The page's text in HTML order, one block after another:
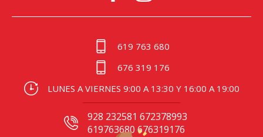
619 763 680
676 319 176
LUNES A VIERNES 9:00 A 13:30 Y 16:00 A 19:00
928 232581 672378993
619763680 676319176